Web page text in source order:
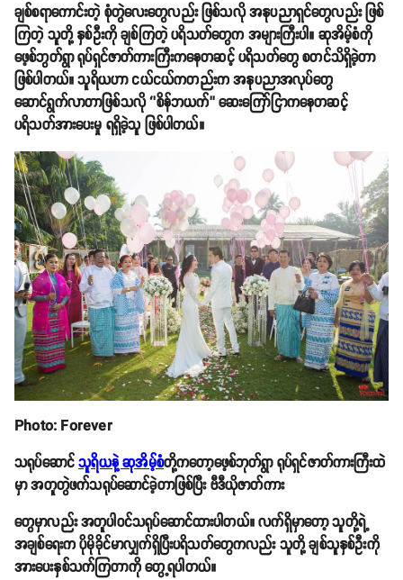
ချစ်စရာကောင်းတဲ့ စုံတွဲလေးတွေလည်း ဖြစ်သလို အနုပညာရှင်တွေလည်း ဖြစ်
ကြတဲ့ သူတို့ နှစ်ဦးကို ချစ်ကြတဲ့ ပရိသတ်တွေက အများကြီးပါ။ ဆုအိမ့်စံကို
ဖေ့စ်ဘွတ်ရွာ ရုပ်ရှင်ဇာတ်ကားကြီးကနေတဆင့် ပရိသတ်တွေ စတင်သိရှိခဲ့တာ
ဖြစ်ပါတယ်။ သူရိယဟာ ငယ်ငယ်ကတည်းက အနုပညာအလုပ်တွေ
ဆောင်ရွက်လာတာဖြစ်သလို ‘’စိန်ဘယက်’’ ဆေးကြော်ငြာကနေတဆင့်
ပရိသတ်အားပေးမှု ရရှိခဲ့သူ ဖြစ်ပါတယ်။
Photo: Forever
သရုပ်ဆောင်သူရိယနဲ့ ဆုအိမ့်စံတို့ကတော့ဖေ့စ်ဘုတ်ရွာ ရုပ်ရှင်ဇာတ်ကားကြီးထဲ
မှာ အတူတွဲဖက်သရုပ်ဆောင်ခဲ့တာဖြစ်ပြီး ဗီဒီယိုဇာတ်ကား
တွေမှာလည်း အတူပါဝင်သရုပ်ဆောင်ထားပါတယ်။ လက်ရှိမှာတော့ သူတို့ရဲ့
အချစ်ရေးက ပိုမိုခိုင်မာလျှက်ရှိပြီးပရိသတ်တွေကလည်း သူတို့ ချစ်သူနှစ်ဦးကို
အားပေးနှစ်သက်ကြတာကို တွေ့ရပါတယ်။